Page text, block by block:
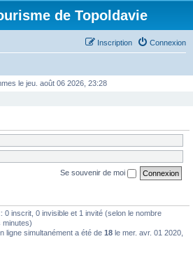
de Topoldavie
Connexion
Inscription
le jeu. août 06 2026, 23:28
Se souvenir de moi
0 inscrit, 0 invisible et 1 invité (selon le nombre
minutes)
ligne simultanément a été de 18 le mer. avr. 01 2020,